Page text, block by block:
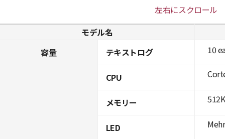
左右にスクロール
モデル名
容量
テキストログ
CPU
メモリー
LED
10